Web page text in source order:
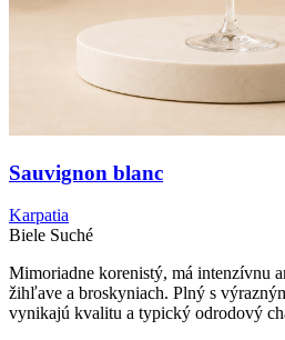
Sauvignon blanc
Karpatia
Biele Suché
Mimoriadne korenistý, má intenzívnu
žihľave a broskyniach. Plný s
vynikajú kvalitu a typický odrodový